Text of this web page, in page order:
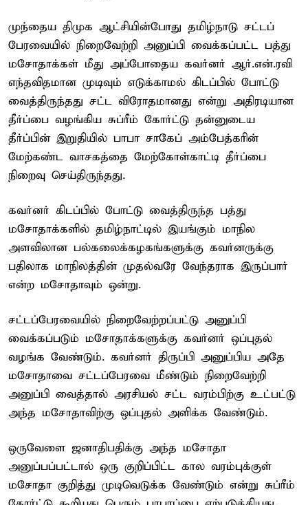
முந்தைய திமுக ஆட்சியின்போது தமிழ்நாடு சட்டப்
பேரவையில் நிறைவேற்றி அனுப்பி வைக்கப்பட்ட பத்து
மசோதாக்கள் மீது அப்போதைய கவர்னர் ஆர்.என்.ரவி
எந்தவிதமான முடிவும் எடுக்காமல் கிடப்பில் போட்டு
வைத்திருந்தது சட்ட விரோதமானது என்று அதிரடியான
தீர்ப்பை வழங்கிய சுப்ரீம் கோர்ட்டு தன்னுடைய
தீர்ப்பின் இறுதியில் பாபா சாகேப் அம்பேத்கரின்
மேற்கண்ட வாசகத்தை மேற்கோள்காட்டி தீர்ப்பை
நிறைவு செய்திருந்தது.
கவர்னர் கிடப்பில் போட்டு வைத்திருந்த பத்து
மசோதாக்களில் தமிழ்நாட்டில் இயங்கும் மாநில
அளவிலான பல்கலைக்கழகங்களுக்கு கவர்னருக்கு
பதிலாக மாநிலத்தின் முதல்வரே வேந்தராக இருப்பார்
என்ற மசோதாவும் ஒன்று.
சட்டப்பேரவையில் நிறைவேற்றப்பட்டு அனுப்பி
வைக்கப்படும் மசோதாக்களுக்கு கவர்னர் ஒப்புதல்
வழங்க வேண்டும். கவர்னர் திருப்பி அனுப்பிய அதே
மசோதாவை சட்டப்பேரவை மீண்டும் நிறைவேற்றி
அனுப்பி வைத்தால் அரசியல் சட்ட வரம்பிற்கு உட்பட்டு
அந்த மசோதாவிற்கு ஒப்புதல் அளிக்க வேண்டும்.
ஒருவேளை ஜனாதிபதிக்கு அந்த மசோதா
அனுப்பப்பட்டால் ஒரு குறிப்பிட்ட கால வரம்புக்குள்
மசோதா குறித்து முடிவெடுக்க வேண்டும் என்று சுப்ரீம்